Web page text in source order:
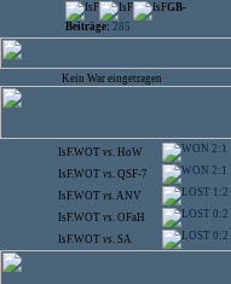
GB-
Beiträge: 285
Kein War eingetragen
IsF.WOT vs. HoW 2:1
IsF.WOT vs. QSF-7 2:1
IsF.WOT vs.ANV 1:2
IsF.WOT vs. OFaH 0:2
IsF.WOT vs. SA 0:2